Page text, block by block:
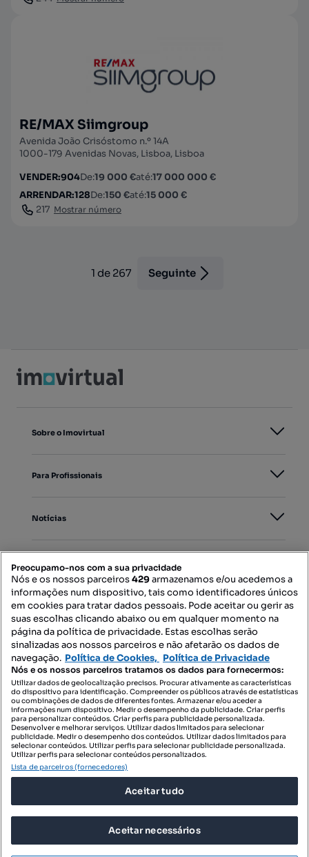
RE/MAX Siimgroup
Avenida João Crisóstomo n.º 14A
1000-179 Avenidas Novas, Lisboa, Lisboa
VENDER:904De:19 000 €até:17 000 000 €
ARRENDAR:128De:150 €até:15 000 €
217 Mostrar número
1 de 267 Seguinte
Sobre o Imovirtual
Para Profissionais
Notícias
Mapa do Site
Contacte-nos
SIGA-NOS:
DESCARREGAR NA:
© 2026 Imovirtual.com, OLX Portugal, S.A.
Preocupamo-nos com a sua privacidade
Nós e os nossos parceiros429armazenamos e/ou acedemos a
informações num dispositivo, tais como identificadores únicos
em cookies para tratar dados pessoais. Pode aceitar ou gerir as
suas escolhas clicando abaixo ou em qualquer momento na
página da política de privacidade. Estas escolhas serão
sinalizadas aos nossos parceiros e não afetarão os dados de
navegação. Política de Cookies, Política de Privacidade
Nós e os nossos parceiros tratamos os dados para fornecermos:
Utilizar dados de geolocalização precisos. Procurar ativamente as características
do dispositivo para identificação. Compreender os públicos através de estatísticas
ou combinações de dados de diferentes fontes. Armazenar e/ou aceder a
informações num dispositivo. Medir o desempenho da publicidade. Criar perfis
para personalizar conteúdos. Criar perfis para publicidade personalizada.
Desenvolver e melhorar serviços. Utilizar dados limitados para selecionar
publicidade. Medir o desempenho dos conteúdos. Utilizar dados limitados para
selecionar conteúdos. Utilizar perfis para selecionar publicidade personalizada.
Utilizar perfis para selecionar conteúdos personalizados.
Lista de parceiros (fornecedores)
Aceitar tudo
Aceitar necessários